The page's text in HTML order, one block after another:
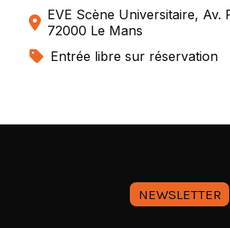
EVE Scène Universitaire, Av.
72000 Le Mans
Entrée libre sur réservation
NEWSLETTER